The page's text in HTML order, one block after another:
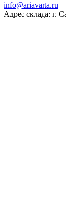
ur.atravaira@ofni
Адрес склада: г.